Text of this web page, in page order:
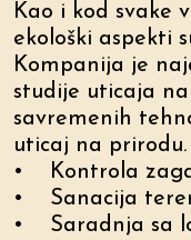
Kao i kod svake
ekološki aspekti
Kompanija je
studije uticaja
savremenih
uticaj na prirodu.
• Kontrola
• Sanacija
• Saradnja sa